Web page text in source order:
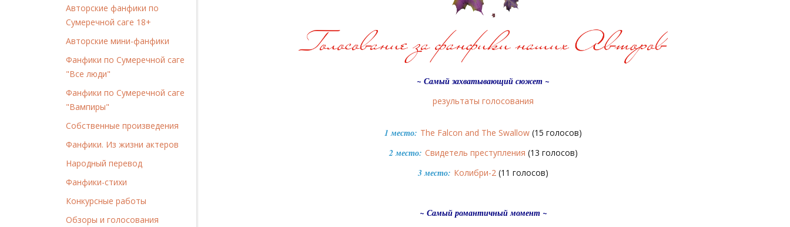
~ Самый захватывающий сюжет ~
результаты голосования
1 место: The Falcon and The Swallow (15 голосов)
2 место: Свидетель преступления (13 голосов)
3 место: Колибри-2 (11 голосов)
~ Самый романтичный момент ~
Авторские фанфики по
Сумеречной саге 18+
Авторские мини-фанфики
Фанфики по Сумеречной саге
"Все люди"
Фанфики по Сумеречной саге
"Вампиры"
Собственные произведения
Фанфики. Из жизни актеров
Народный перевод
Фанфики-стихи
Конкурсные работы
Обзоры и голосования